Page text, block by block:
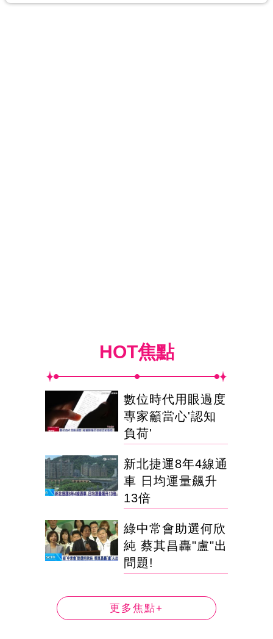
HOT焦點
數位時代用眼過度
專家籲當心'認知
負荷'
新北捷運8年4線通
車 日均運量飆升
13倍
綠中常會助選何欣
純 蔡其昌轟"盧"出
問題!
更多焦點+